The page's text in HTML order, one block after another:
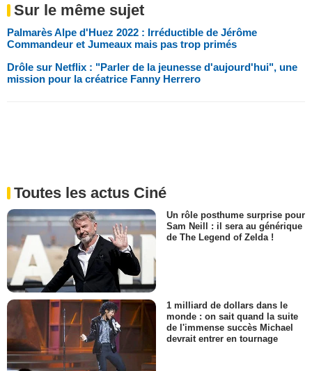
Sur le même sujet
Palmarès Alpe d'Huez 2022 : Irréductible de Jérôme
Commandeur et Jumeaux mais pas trop primés
Drôle sur Netflix : "Parler de la jeunesse d'aujourd'hui", une
mission pour la créatrice Fanny Herrero
Toutes les actus Ciné
Un rôle posthume surprise pour
Sam Neill : il sera au générique
de The Legend of Zelda !
1 milliard de dollars dans le
monde : on sait quand la suite
de l'immense succès Michael
devrait entrer en tournage